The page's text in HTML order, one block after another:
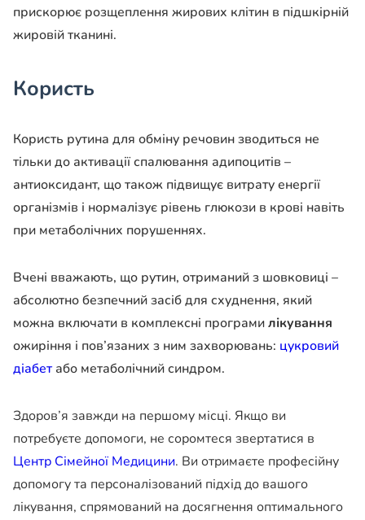
прискорює розщеплення жирових клітин в підшкірній
жировій тканині.
Користь
Користь рутина для обміну речовин зводиться не
тільки до активації спалювання адипоцитів –
антиоксидант, що також підвищує витрату енергії
організмів і нормалізує рівень глюкози в крові навіть
при метаболічних порушеннях.
Вчені вважають, що рутин, отриманий з шовковиці –
абсолютно безпечний засіб для схуднення, який
можна включати в комплексні програмилікування
ожиріння і пов’язаних з ним захворювань: цукровий
діабетабо метаболічний синдром.
Здоров’я завжди на першому місці. Якщо ви
потребуєте допомоги, не соромтеся звертатися в
Центр Сімейної Медицини. Ви отримаєте професійну
допомогу та персоналізований підхід до вашого
лікування, спрямований на досягнення оптимального